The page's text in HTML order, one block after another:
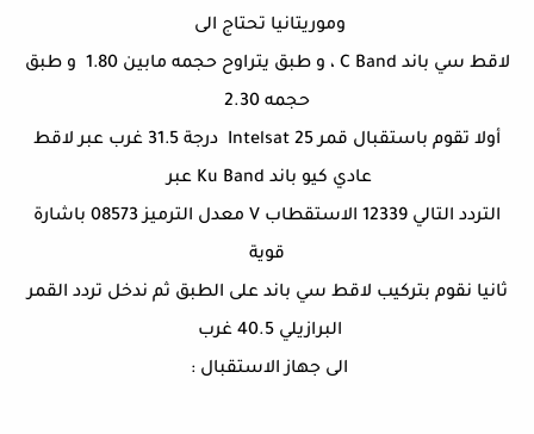
وموريتانيا تحتاج الى
لاقط سي باند C Band ، و طبق يتراوح حجمه مابين 1.80 و طبق
حجمه 2.30
أولا تقوم باستقبال قمر Intelsat 25 درجة 31.5 غرب عبر لاقط
عادي كيو باند Ku Band عبر
التردد التالي 12339 الاستقطاب V معدل الترميز 08573 باشارة
قوية
ثانيا نقوم بتركيب لاقط سي باند على الطبق ثم ندخل تردد القمر
البرازيلي 40.5 غرب
الى جهاز الاستقبال :